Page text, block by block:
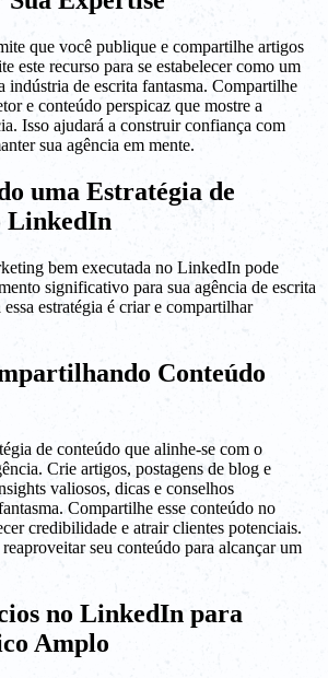
que você publique e compartilhe artigos
este recurso para se estabelecer como um
indústria de escrita fantasma. Compartilhe
e conteúdo perspicaz que mostre a
Isso ajudará a construir confiança com
sua agência em mente.
uma Estratégia de
LinkedIn
bem executada no LinkedIn pode
significativo para sua agência de escrita
estratégia é criar e compartilhar
Conteúdo
de conteúdo que alinhe-se com o
Crie artigos, postagens de blog e
valiosos, dicas e conselhos
Compartilhe esse conteúdo no
credibilidade e atrair clientes potenciais.
seu conteúdo para alcançar um
no LinkedIn para
Amplo